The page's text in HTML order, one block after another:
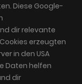
Diese Google-
dir relevante
erzeugten
in den USA
Daten helfen
dir